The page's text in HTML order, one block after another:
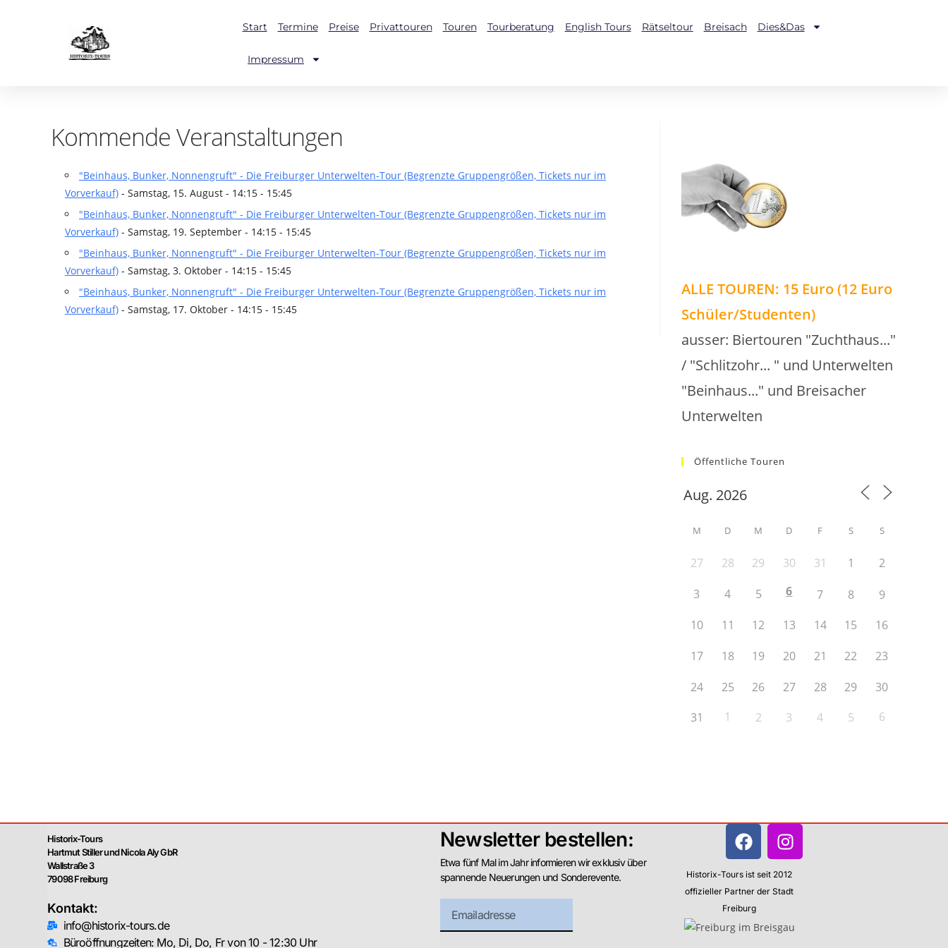
Start Termine Preise Privattouren Touren Tourberatung English Tours Rätseltour Breisach Dies&Das
Impressum
Kommende Veranstaltungen
"Beinhaus, Bunker, Nonnengruft" - Die Freiburger Unterwelten-Tour (Begrenzte Gruppengrößen, Tickets nur im
Vorverkauf) - Samstag, 15. August - 14:15 - 15:45
"Beinhaus, Bunker, Nonnengruft" - Die Freiburger Unterwelten-Tour (Begrenzte Gruppengrößen, Tickets nur im
Vorverkauf) - Samstag, 19. September - 14:15 - 15:45
"Beinhaus, Bunker, Nonnengruft" - Die Freiburger Unterwelten-Tour (Begrenzte Gruppengrößen, Tickets nur im
Vorverkauf) - Samstag, 3. Oktober - 14:15 - 15:45
"Beinhaus, Bunker, Nonnengruft" - Die Freiburger Unterwelten-Tour (Begrenzte Gruppengrößen, Tickets nur im
Vorverkauf) - Samstag, 17. Oktober - 14:15 - 15:45
ALLE TOUREN: 15 Euro (12 Euro
Schüler/Studenten)
ausser: Biertouren "Zuchthaus..."
/ "Schlitzohr... " und Unterwelten
"Beinhaus..." und Breisacher
Unterwelten
Öffentliche Touren
M D M D F S S
27 28 29 30 31 1
2
3
4 5 6 7 8
9
10
11 12 13 14 15
16
17
18 19 20 21 22
23
24
25 26 27 28 29
30
31
1 2 3 4 5 6
Historix-Tours
Hartmut Stiller und Nicola Aly GbR
Wallstraße 3
79098 Freiburg
Kontakt:
info@historix-tours.de
Büroöffnungzeiten: Mo, Di, Do, Fr von 10 - 12:30 Uhr
Newsletter bestellen:
Etwa fünf Mal im Jahr informieren wir exklusiv über
spannende Neuerungen und Sonderevente.
Historix-Tours ist seit 2012
offizieller Partner der Stadt
Freiburg